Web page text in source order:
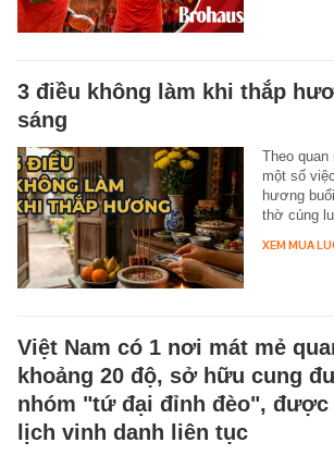
3 điều không làm khi thắp
sáng
Theo quan
một số
hương
thờ cúng
XEM MUA
Việt Nam có 1 nơi mát mẻ
khoảng 20 độ, sở hữu cung
nhóm "tứ đại đỉnh đèo", được
lịch vinh danh liên tục